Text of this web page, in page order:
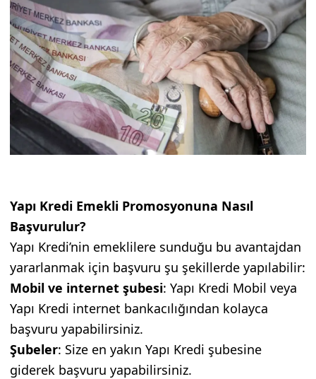
Yapı Kredi Emekli Promosyonuna Nasıl
Başvurulur?
Yapı Kredi’nin emeklilere sunduğu bu avantajdan
yararlanmak için başvuru şu şekillerde yapılabilir:
Mobil ve internet şubesi: Yapı Kredi Mobil veya
Yapı Kredi internet bankacılığından kolayca
başvuru yapabilirsiniz.
Şubeler: Size en yakın Yapı Kredi şubesine
giderek başvuru yapabilirsiniz.